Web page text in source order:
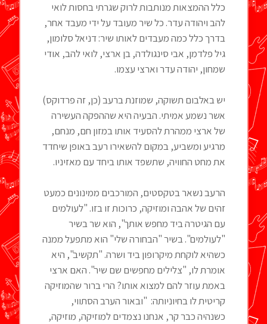
כלל ההמצאות מנותבות לרוק שגרתי בחסות לואי
להב ויהודה עדר. כל שיר מעובד על ידי מעבד אחר,
בדרך כלל כמה מעבדים לאותו שיר: דניאל סלומון,
גיל פלדמן, אבי סינגולדה, בן ארצי, לואי להב, אודי
שמחון, יהודה עדר וארצי עצמו.
יש באלבום תשוקה, שמוזנת ברעב (כן, זה פרדוקס)
אשר נשמע אמיתי. הבעיה היא שההפקה העשירה
של ארצי ממהרת להסעיד אותו במזון חם, מנחם,
מרגיע ומשביע, במקום להשאירו רעב באופן שיחדד
את מחט החוויה, שתשפד אותו ביחד עם מאזיניו.
הרעב נשאר בטקסטים, המורכבים ממינונים כמעט
זהים של אהבה ומוזיקה, כרוכות זו בזו. "לעולמים
עם הגיטרה ביד מחפש אותך", הוא שר בשיר
"לעולמים". בשיר "הבחורה שלי" הוא מתפעל ממנה
כשהיא לוקחת מיקרופון ביד ושרה. "תקשיב", היא
אומרת לו, "צלילים מחפשים שם שיר". האם ארצי
באמת עוזר להם למצוא אותו? הרי ברור שהמוזיקה
קריטית לו בחיוניותה: "ובאור הערב הסתווי,
כשנהיה כבר קר, אנחנו נצמדים למוזיקה, מוזיקה,